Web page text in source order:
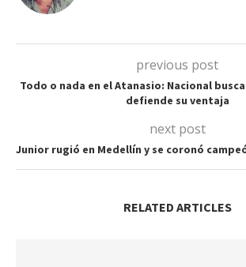
previous post
Todo o nada en el Atanasio: Nacional
defiende su ventaja
next post
Junior rugió en Medellín y se coronó
RELATED ARTICLES